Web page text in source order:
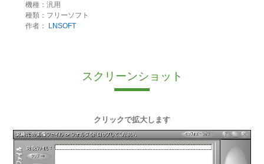
機種：汎用
種類：フリーソフト
作者：
LNSOFT
スクリーンショット
クリックで拡大します